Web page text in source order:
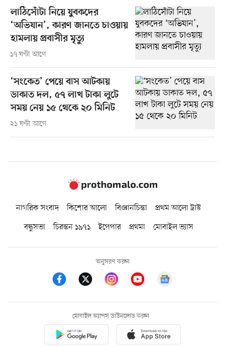
লাঠিসোঁটা নিয়ে যুবকদের
‘অভিযান’, কারণ জানতে চাওয়ায়
হামলায় প্রবাসীর মৃত্যু
১৭ ঘণ্টা আগে
‘সংকেত’ পেয়ে বাস আটকায়
ডাকাত দল, ৫৭ লাখ টাকা লুটে
সময় নেয় ১৫ থেকে ২০ মিনিট
২১ ঘণ্টা আগে
নাগরিক সংবাদ কিশোর আলো বিজ্ঞানচিন্তা
প্রথম আলো ট্রাস্ট
বন্ধুসভা
চিরন্তন ১৯৭১ ইপেপার প্রথমা মোবাইল ভ্যাস
অনুসরণ করুন
মোবাইল অ্যাপস ডাউনলোড করুন